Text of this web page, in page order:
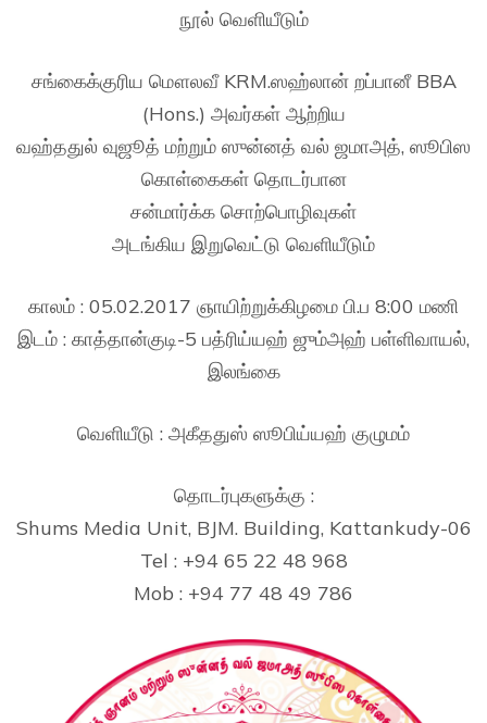
நூல் வெளியீடும்
சங்கைக்குரிய மௌலவீ KRM.ஸஹ்லான் றப்பானீ BBA
(Hons.) அவர்கள் ஆற்றிய
வஹ்ததுல் வுஜூத் மற்றும் ஸுன்னத் வல் ஜமாஅத், ஸூபிஸ
கொள்கைகள் தொடர்பான
சன்மார்க்க சொற்பொழிவுகள்
அடங்கிய இறுவெட்டு வெளியீடும்
காலம் : 05.02.2017 ஞாயிற்றுக்கிழமை பி.ப 8:00 மணி
இடம் : காத்தான்குடி-5 பத்ரிய்யஹ் ஜும்அஹ் பள்ளிவாயல்,
இலங்கை
வெளியீடு : அகீததுஸ் ஸூபிய்யஹ் குழுமம்
தொடர்புகளுக்கு :
Shums Media Unit, BJM. Building, Kattankudy-06
Tel : +94 65 22 48 968
Mob : +94 77 48 49 786